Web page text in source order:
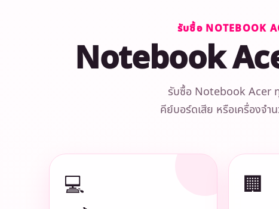
รับซื้อ NOTEBOOK
Notebook
รับซื้อ Notebook Acer ทุ
คีย์บอร์ดเสีย หรือเครื่องจ
💻 🏢